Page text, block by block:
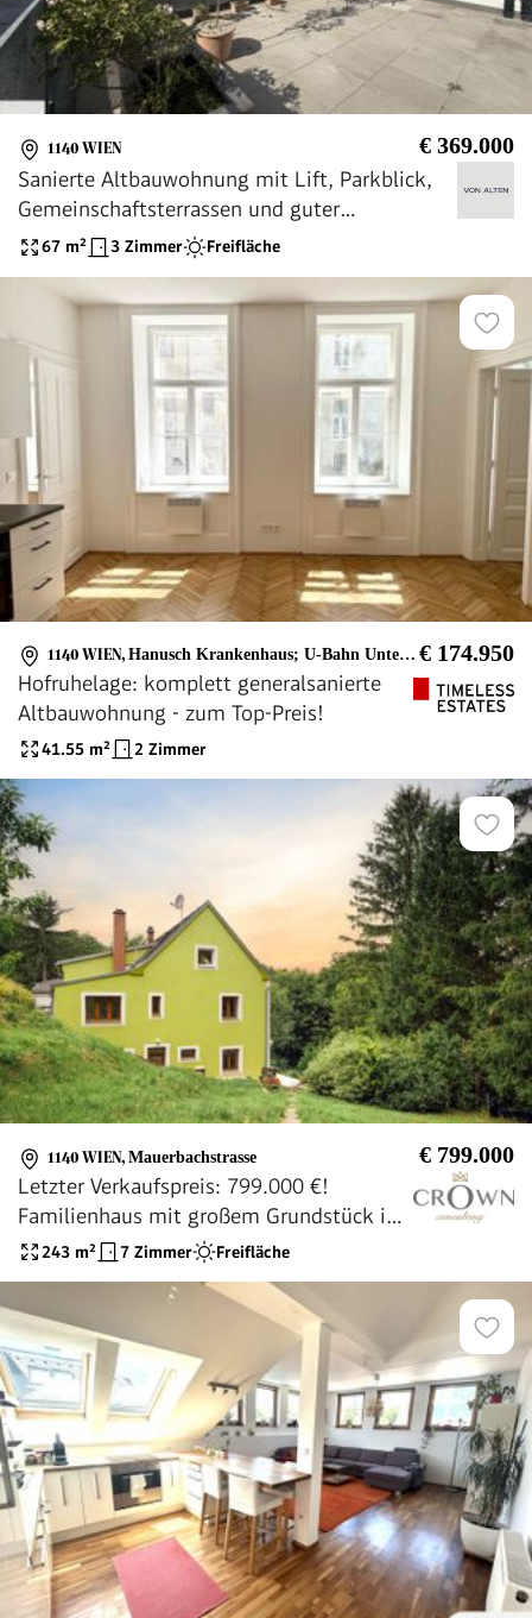
1140 WIEN € 369.000
Sanierte Altbauwohnung mit Lift, Parkblick,
Gemeinschaftsterrassen und guter
Verkehrsanbindung
67 m² 3 Zimmer Freifläche
1140 WIEN, Hanusch Krankenhaus; U-Bahn Unter St. Veit € 174.950
Hofruhelage: komplett generalsanierte
Altbauwohnung - zum Top-Preis!
41.55 m² 2 Zimmer
1140 WIEN, Mauerbachstrasse € 799.000
Letzter Verkaufspreis: 799.000 €!
Familienhaus mit großem Grundstück in
Grünruhelage von 1140 Wien
243 m² 7 Zimmer Freifläche